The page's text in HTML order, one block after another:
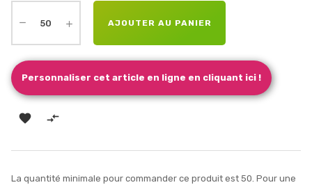
AJOUTER AU PANIER
Personnaliser cet article en ligne en cliquant ici !
 
La quantité minimale pour commander ce produit est 50. Pour une